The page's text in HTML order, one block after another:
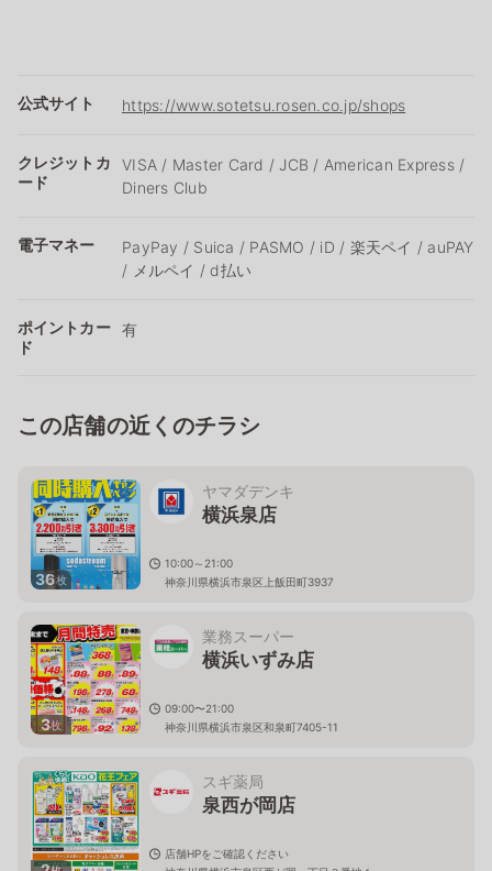
公式サイト https://www.sotetsu.rosen.co.jp/shops
クレジットカ
ード
VISA / Master Card / JCB / American Express /
Diners Club
電子マネー
PayPay / Suica / PASMO / iD / 楽天ペイ / auPAY
/ メルペイ / d払い
ポイントカー
ド
有
この店舗の近くのチラシ
36枚
ヤマダデンキ
横浜泉店
10:00～21:00
神奈川県横浜市泉区上飯田町3937
3枚
業務スーパー
横浜いずみ店
09:00〜21:00
神奈川県横浜市泉区和泉町7405-11
スギ薬局
泉西が岡店
店舗HPをご確認ください